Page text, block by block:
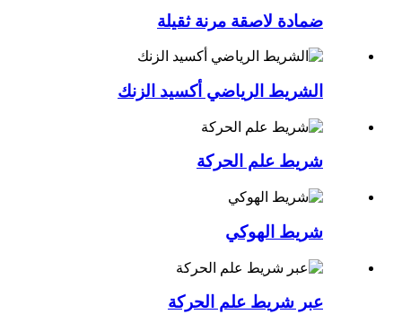
ضمادة لاصقة مرنة ثقيلة
الشريط الرياضي أكسيد الزنك
شريط علم الحركة
شريط الهوكي
عبر شريط علم الحركة